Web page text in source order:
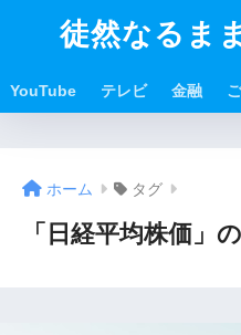
徒然なるま
YouTube テレビ 金融
ホーム タグ
「日経平均株価」